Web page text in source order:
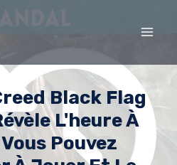
Black Flag
L'heure À
Pouvez